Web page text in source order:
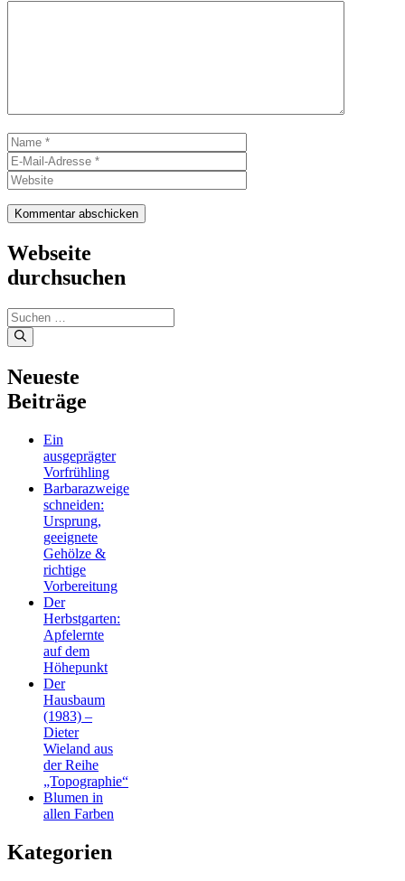
Name
Mail-
Adresse
Webseite
durchsuchen
Suchen
nach:
Neueste
Beiträge
Ein
ausgeprägter
Vorfrühling
Barbarazweige
schneiden:
Ursprung,
geeignete
Gehölze &
richtige
Vorbereitung
Der
Herbstgarten:
Apfelernte
auf dem
Höhepunkt
Der
Hausbaum
(1983) –
Dieter
Wieland aus
der Reihe
„Topographie“
Blumen in
allen Farben
Kategorien